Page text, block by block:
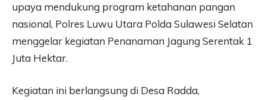
upaya mendukung program ketahanan pangan
nasional, Polres Luwu Utara Polda Sulawesi Selatan
menggelar kegiatan Penanaman Jagung Serentak 1
Juta Hektar.
Kegiatan ini berlangsung di Desa Radda,